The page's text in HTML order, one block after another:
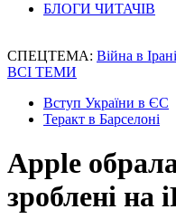
БЛОГИ ЧИТАЧІВ
СПЕЦТЕМА: Війна в Ірані
ВСІ ТЕМИ
Вступ України в ЄС
Теракт в Барселоні
Apple
зроблені на